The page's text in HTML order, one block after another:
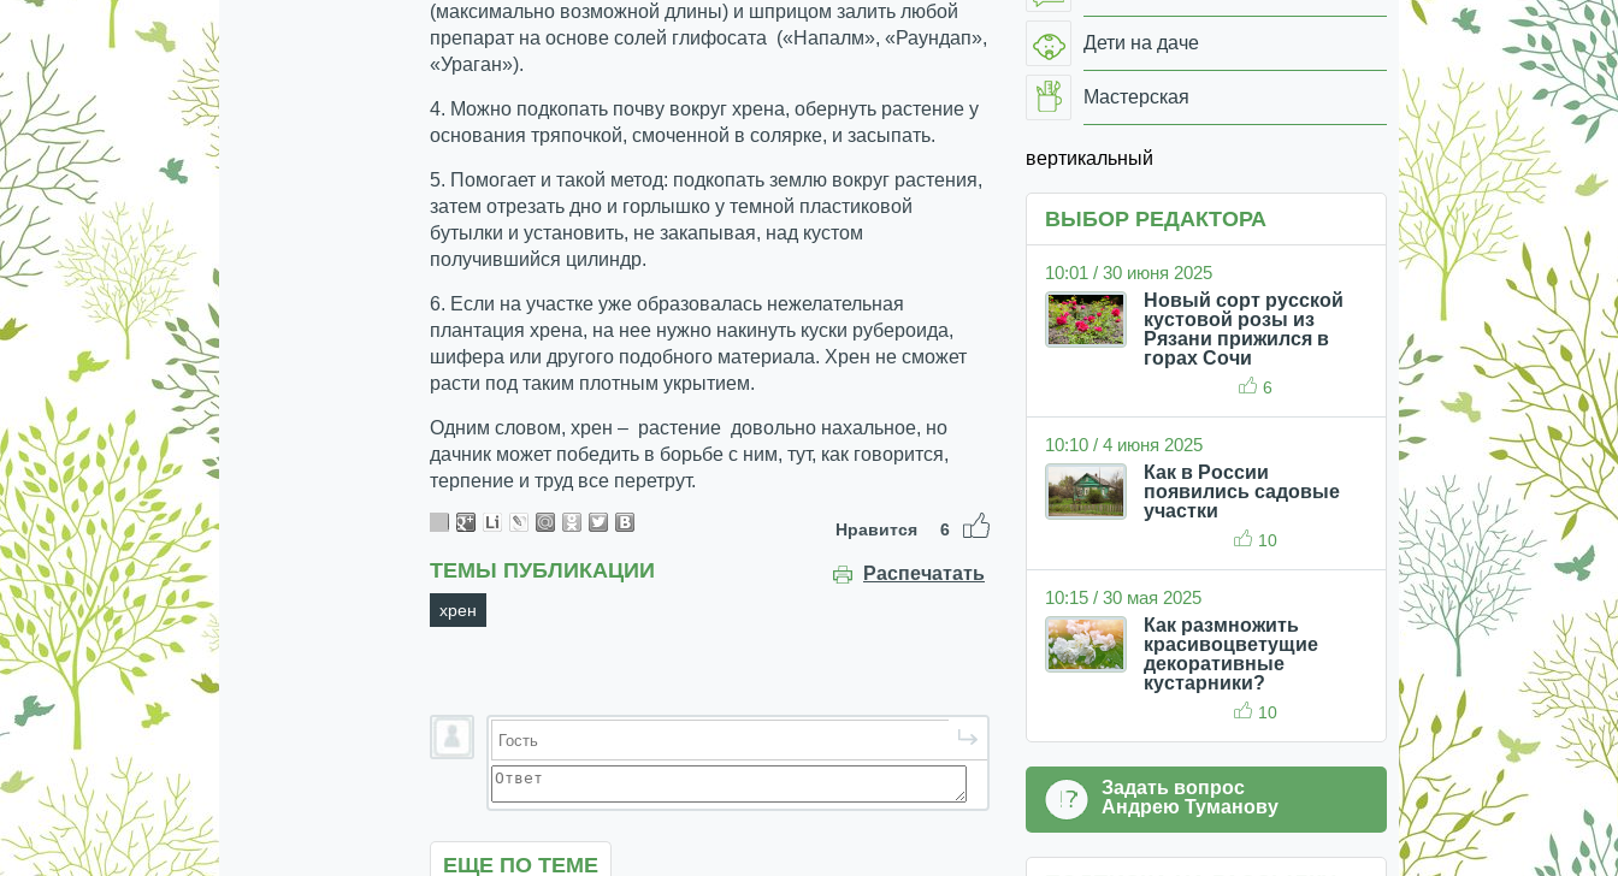
(максимально возможной длины) и шприцом залить любой
препарат на основе солей глифосата («Напалм», «Раундап»,
«Ураган»).
4. Можно подкопать почву вокруг хрена, обернуть растение у
основания тряпочкой, смоченной в солярке, и засыпать.
5. Помогает и такой метод: подкопать землю вокруг растения,
затем отрезать дно и горлышко у темной пластиковой
бутылки и установить, не закапывая, над кустом
получившийся цилиндр.
6. Если на участке уже образовалась нежелательная
плантация хрена, на нее нужно накинуть куски рубероида,
шифера или другого подобного материала. Хрен не сможет
расти под таким плотным укрытием.
Одним словом, хрен – растение довольно нахальное, но
дачник может победить в борьбе с ним, тут, как говорится,
терпение и труд все перетрут.
Нравится 6
Распечатать
ТЕМЫ ПУБЛИКАЦИИ
хрен
ЕЩЕ ПО ТЕМЕ
Дети на даче
Мастерская
вертикальный
ВЫБОР РЕДАКТОРА
10:01 / 30 июня 2025
Новый сорт русской
кустовой розы из
Рязани прижился в
горах Сочи
6
10:10 / 4 июня 2025
Как в России
появились садовые
участки
10
10:15 / 30 мая 2025
Как размножить
красивоцветущие
декоративные
кустарники?
10
Задать вопрос
Андрею Туманову